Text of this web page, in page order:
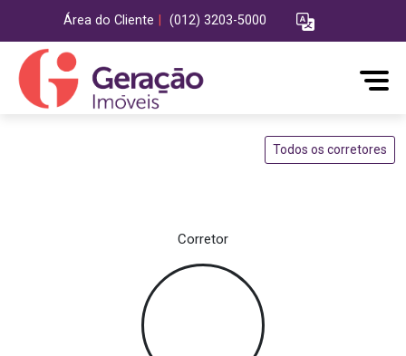
Área do Cliente (012) 3203-5000
Todos os corretores
Corretor